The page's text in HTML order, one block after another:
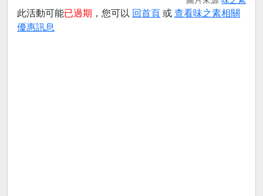
此活動可能已過期 ，您可以 回首頁 或 查看味之素相關
優惠訊息